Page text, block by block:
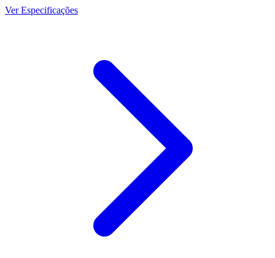
Ver Especificações